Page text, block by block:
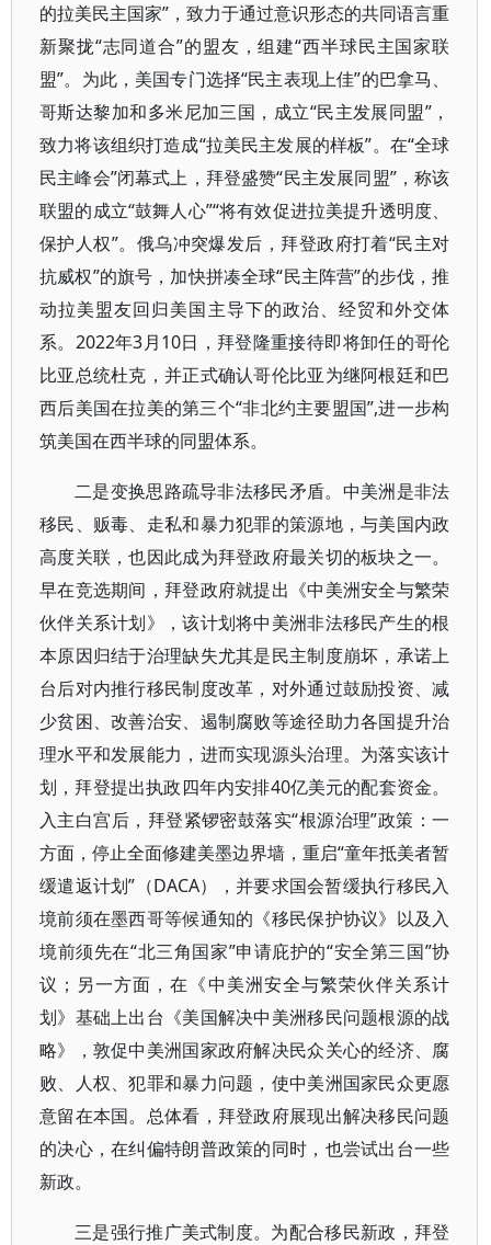
的拉美民主国家”，致力于通过意识形态的共同语言重
新聚拢“志同道合”的盟友，组建“西半球民主国家联
盟”。为此，美国专门选择“民主表现上佳”的巴拿马、
哥斯达黎加和多米尼加三国，成立“民主发展同盟”，
致力将该组织打造成“拉美民主发展的样板”。在“全球
民主峰会”闭幕式上，拜登盛赞“民主发展同盟”，称该
联盟的成立“鼓舞人心”“将有效促进拉美提升透明度、
保护人权”。俄乌冲突爆发后，拜登政府打着“民主对
抗威权”的旗号，加快拼凑全球“民主阵营”的步伐，推
动拉美盟友回归美国主导下的政治、经贸和外交体
系。2022年3月10日，拜登隆重接待即将卸任的哥伦
比亚总统杜克，并正式确认哥伦比亚为继阿根廷和巴
西后美国在拉美的第三个“非北约主要盟国”,进一步构
筑美国在西半球的同盟体系。
二是变换思路疏导非法移民矛盾。中美洲是非法
移民、贩毒、走私和暴力犯罪的策源地，与美国内政
高度关联，也因此成为拜登政府最关切的板块之一。
早在竞选期间，拜登政府就提出《中美洲安全与繁荣
伙伴关系计划》，该计划将中美洲非法移民产生的根
本原因归结于治理缺失尤其是民主制度崩坏，承诺上
台后对内推行移民制度改革，对外通过鼓励投资、减
少贫困、改善治安、遏制腐败等途径助力各国提升治
理水平和发展能力，进而实现源头治理。为落实该计
划，拜登提出执政四年内安排40亿美元的配套资金。
入主白宫后，拜登紧锣密鼓落实“根源治理”政策：一
方面，停止全面修建美墨边界墙，重启“童年抵美者暂
缓遣返计划”（DACA），并要求国会暂缓执行移民入
境前须在墨西哥等候通知的《移民保护协议》以及入
境前须先在“北三角国家”申请庇护的“安全第三国”协
议；另一方面，在《中美洲安全与繁荣伙伴关系计
划》基础上出台《美国解决中美洲移民问题根源的战
略》，敦促中美洲国家政府解决民众关心的经济、腐
败、人权、犯罪和暴力问题，使中美洲国家民众更愿
意留在本国。总体看，拜登政府展现出解决移民问题
的决心，在纠偏特朗普政策的同时，也尝试出台一些
新政。
三是强行推广美式制度。为配合移民新政，拜登